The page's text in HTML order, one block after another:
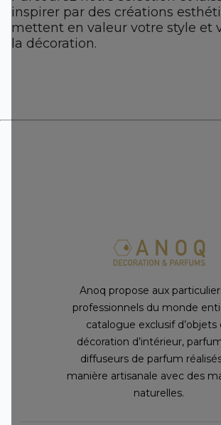
inspirer par des créations
mettent en valeur votre style et
la décoration.
Anoq propose aux
professionnels du monde
catalogue exclusif d’objets
décoration d’intérieur,
diffuseurs de parfum
manière artisanale avec des
naturelles.